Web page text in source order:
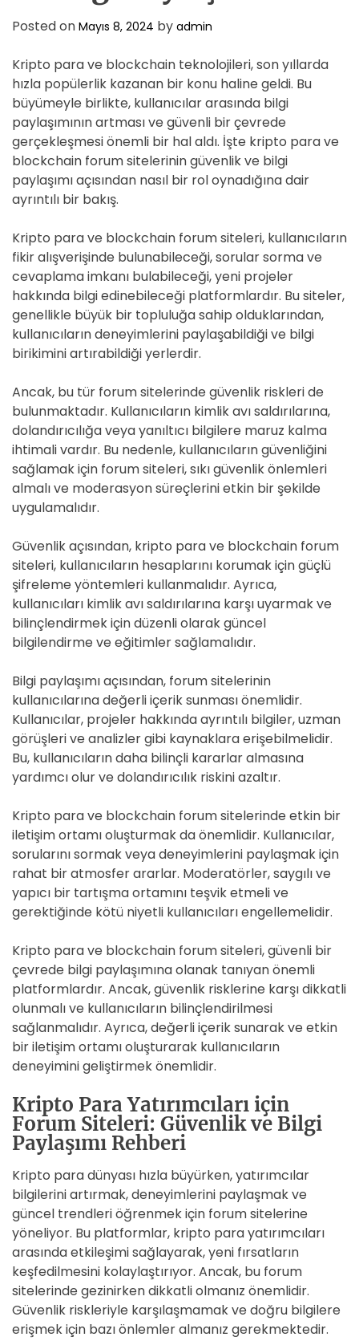
Posted on Mayıs 8, 2024 by admin
Kripto para ve blockchain teknolojileri, son yıllarda
hızla popülerlik kazanan bir konu haline geldi. Bu
büyümeyle birlikte, kullanıcılar arasında bilgi
paylaşımının artması ve güvenli bir çevrede
gerçekleşmesi önemli bir hal aldı. İşte kripto para ve
blockchain forum sitelerinin güvenlik ve bilgi
paylaşımı açısından nasıl bir rol oynadığına dair
ayrıntılı bir bakış.
Kripto para ve blockchain forum siteleri, kullanıcıların
fikir alışverişinde bulunabileceği, sorular sorma ve
cevaplama imkanı bulabileceği, yeni projeler
hakkında bilgi edinebileceği platformlardır. Bu siteler,
genellikle büyük bir topluluğa sahip olduklarından,
kullanıcıların deneyimlerini paylaşabildiği ve bilgi
birikimini artırabildiği yerlerdir.
Ancak, bu tür forum sitelerinde güvenlik riskleri de
bulunmaktadır. Kullanıcıların kimlik avı saldırılarına,
dolandırıcılığa veya yanıltıcı bilgilere maruz kalma
ihtimali vardır. Bu nedenle, kullanıcıların güvenliğini
sağlamak için forum siteleri, sıkı güvenlik önlemleri
almalı ve moderasyon süreçlerini etkin bir şekilde
uygulamalıdır.
Güvenlik açısından, kripto para ve blockchain forum
siteleri, kullanıcıların hesaplarını korumak için güçlü
şifreleme yöntemleri kullanmalıdır. Ayrıca,
kullanıcıları kimlik avı saldırılarına karşı uyarmak ve
bilinçlendirmek için düzenli olarak güncel
bilgilendirme ve eğitimler sağlamalıdır.
Bilgi paylaşımı açısından, forum sitelerinin
kullanıcılarına değerli içerik sunması önemlidir.
Kullanıcılar, projeler hakkında ayrıntılı bilgiler, uzman
görüşleri ve analizler gibi kaynaklara erişebilmelidir.
Bu, kullanıcıların daha bilinçli kararlar almasına
yardımcı olur ve dolandırıcılık riskini azaltır.
Kripto para ve blockchain forum sitelerinde etkin bir
iletişim ortamı oluşturmak da önemlidir. Kullanıcılar,
sorularını sormak veya deneyimlerini paylaşmak için
rahat bir atmosfer ararlar. Moderatörler, saygılı ve
yapıcı bir tartışma ortamını teşvik etmeli ve
gerektiğinde kötü niyetli kullanıcıları engellemelidir.
Kripto para ve blockchain forum siteleri, güvenli bir
çevrede bilgi paylaşımına olanak tanıyan önemli
platformlardır. Ancak, güvenlik risklerine karşı dikkatli
olunmalı ve kullanıcıların bilinçlendirilmesi
sağlanmalıdır. Ayrıca, değerli içerik sunarak ve etkin
bir iletişim ortamı oluşturarak kullanıcıların
deneyimini geliştirmek önemlidir.
Kripto Para Yatırımcıları için
Forum Siteleri: Güvenlik ve Bilgi
Paylaşımı Rehberi
Kripto para dünyası hızla büyürken, yatırımcılar
bilgilerini artırmak, deneyimlerini paylaşmak ve
güncel trendleri öğrenmek için forum sitelerine
yöneliyor. Bu platformlar, kripto para yatırımcıları
arasında etkileşimi sağlayarak, yeni fırsatların
keşfedilmesini kolaylaştırıyor. Ancak, bu forum
sitelerinde gezinirken dikkatli olmanız önemlidir.
Güvenlik riskleriyle karşılaşmamak ve doğru bilgilere
erişmek için bazı önlemler almanız gerekmektedir.